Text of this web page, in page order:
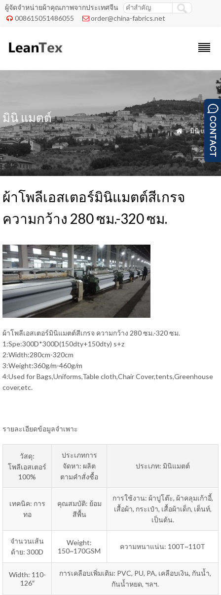
ผู้จัดจำหน่ายผ้าคุณภาพจากประเทศจีน
 008615051486055  order@china-fabrics.net
มินิ แมตต์
 »มินิ แมตต์
ผ้าโพลีเอสเตอร์มินิแมตต์สีเกรจ
ความกว้าง 280 ซม.-320 ซม.
ผ้าโพลีเอสเตอร์มินิแมตต์สีเกรจ ความกว้าง 280 ซม.-320 ซม.
1:Spe:300D*300D(150dty+150dty) s+z
2:Width:280cm-320cm
3:Weight:360g/m-460g/m
4:Used for Bags,Uniforms,Table cloth,Chair Cover,tents,Greenhouse
cover,etc.
รายละเอียดข้อมูลจำเพาะ
วัสดุ:
โพลีเอสเตอร์
100%
ประเภทการ
จัดหา: ผลิต
ตามคำสั่งซื้อ
ประเภท: มินิแมตต์
เทคนิค: การ
ทอ
คุณสมบัติ: ย้อม
สีพื้น
การใช้งาน: ผ้าปูโต๊ะ, ผ้าคลุมเก้าอี้,
เสื้อผ้า, กระเป๋า, เสื้อผ้าเด็ก, เต็นท์,
เป็นต้น.
จำนวนเส้น
ด้าย: 300D
Weight:
150~170GSM
ความหนาแน่น: 100T~110T
Width: 110-
126″
การเคลือบเพิ่มเติม: PVC, PU, PA, เคลือบเงิน, กันน้ำ,
กันน้ำหยด, ฯลฯ.